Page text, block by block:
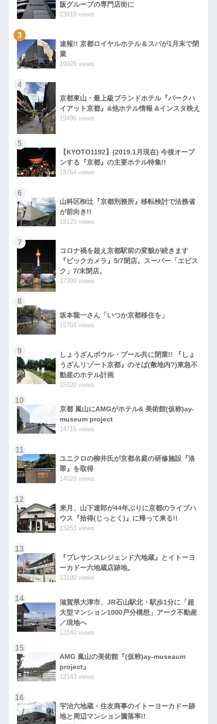
阪グループの専門店街に
23910 views
3
速報!! 京都ロイヤルホテル＆スパが1月末で閉
業
19928 views
4
京都東山・最上級ブランドホテル『パークハ
イアット京都』&他ホテル情報 &インスタ映え
19496 views
5
【KYOTO1192】(2019.1月現在) 今後オープ
ンする『京都』の主要ホテル特集!!
18764 views
6
山科区椥辻『京都刑務所』移転検討で法務省
が前向き!!
18125 views
7
コロナ禍を超え京都駅前の変貌が続きます
『ビックカメラ』5/7閉店。スーパー「エビス
ク」7/末閉店。
17399 views
8
坂本龍一さん「いつか京都移住を」
15704 views
9
しょうざんボウル・プール共に閉業!! 『しょ
うざんリゾート京都』のそば(敷地内?)東急不
動産のホテル計画
15320 views
10
京都 嵐山にAMGがホテル& 美術館(仮称)ay-
museum project
14716 views
11
ユニクロの柳井氏が京都名庭の研修施設『洛
翠』を取得
14028 views
12
来月、山下達郎が44年ぶりに京都のライブハ
ウス『拾得(じっとく)』に帰って来る!!
13253 views
13
『プレサンスレジェンド六地蔵』とイトーヨ
ーカドー六地蔵店跡地。
13180 views
14
滋賀県大津市、JR石山駅北・駅歩1分に「超
大型マンション1000戸分構想」アーク不動産
／現地へ
13140 views
15
AMG 嵐山の美術館『(仮称)ay-museaum
project』
12143 views
16
宇治六地蔵・住友商事のイトーヨーカドー跡
地と周辺マンション騰落率!!